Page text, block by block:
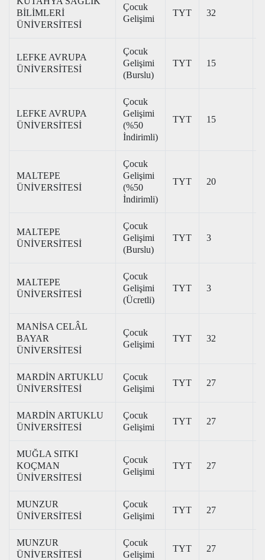
BİLİMLERİ
ÜNİVERSİTESİ
Çocuk
Gelişimi
TYT 32
LEFKE AVRUPA
ÜNİVERSİTESİ
Çocuk
Gelişimi
(Burslu)
TYT 15
LEFKE AVRUPA
ÜNİVERSİTESİ
Çocuk
Gelişimi
(%50
İndirimli)
TYT 15
MALTEPE
ÜNİVERSİTESİ
Çocuk
Gelişimi
(%50
İndirimli)
TYT 20
MALTEPE
ÜNİVERSİTESİ
Çocuk
Gelişimi
(Burslu)
TYT 3
MALTEPE
ÜNİVERSİTESİ
Çocuk
Gelişimi
(Ücretli)
TYT 3
MANİSA CELÂL
BAYAR
ÜNİVERSİTESİ
Çocuk
Gelişimi
TYT 32
MARDİN ARTUKLU
ÜNİVERSİTESİ
Çocuk
Gelişimi
TYT 27
MARDİN ARTUKLU
ÜNİVERSİTESİ
Çocuk
Gelişimi
TYT 27
MUĞLA SITKI
KOÇMAN
ÜNİVERSİTESİ
Çocuk
Gelişimi
TYT 27
MUNZUR
ÜNİVERSİTESİ
Çocuk
Gelişimi
TYT 27
MUNZUR
ÜNİVERSİTESİ
Çocuk
Gelişimi
TYT 27